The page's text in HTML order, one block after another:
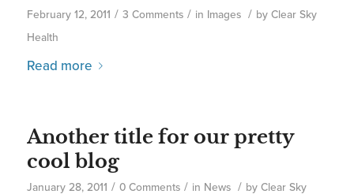
February 12, 2011 / 3 Comments / in Images / by Clear Sky
Health
Read more
Another title for our pretty
cool blog
January 28, 2011 / 0 Comments / in News / by Clear Sky